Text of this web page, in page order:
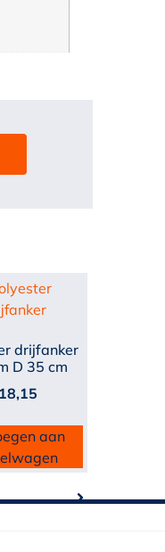
drijfanker
D 35 cm
18,15
aan